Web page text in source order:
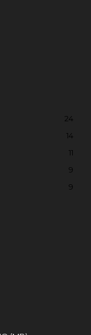
24
14
11
9
9